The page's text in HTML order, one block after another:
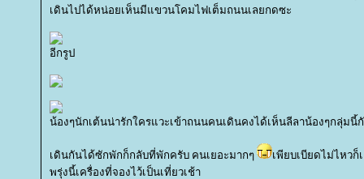
เดินไปได้หน่อยเห็นมีแขวนโคมไฟเต็มถนนเลยกดซะ
อีกรูป
น้องๆนักเต้นน่ารักใครแวะเข้าถนนคนเดินคงได้เห็นลีลาน้องๆกลุ่มนี้
เดินกันได้ซักพักก็กลับที่พักครับ คนเยอะมากๆ
เพียบเบียดไม่ไหวก็
พรุ่งนี้เครื่องที่จองไว้เป็นเที่ยวเช้า